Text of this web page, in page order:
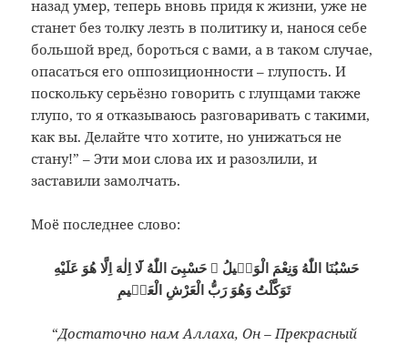
назад умер, теперь вновь придя к жизни, уже не
станет без толку лезть в политику и, нанося себе
большой вред, бороться с вами, а в таком случае,
опасаться его оппозиционности – глупость. И
поскольку серьёзно говорить с глупцами также
глупо, то я отказываюсь разговаривать с такими,
как вы. Делайте что хотите, но унижаться не
стану!” – Эти мои слова их и разозлили, и
заставили замолчать.
Моё последнее слово:
تَوَكَّلْتُ وَهُوَ رَبُّ الْعَرْشِ الْعَظٖيمِ
“Достаточно нам Аллаха, Он – Прекрасный